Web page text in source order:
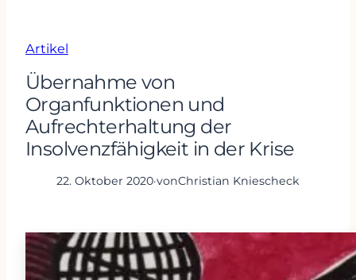
Artikel
Übernahme von
Organfunktionen und
Aufrechterhaltung der
Insolvenzfähigkeit in der Krise
22. Oktober 2020·vonChristian Kniescheck